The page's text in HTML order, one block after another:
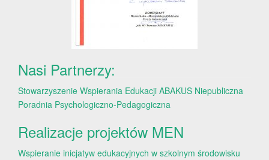
Nasi Partnerzy:
Stowarzyszenie Wspierania Edukacji ABAKUS Niepubliczna
Poradnia Psychologiczno-Pedagogiczna
Realizacje projektów MEN
Wspieranie inicjatyw edukacyjnych w szkolnym środowisku